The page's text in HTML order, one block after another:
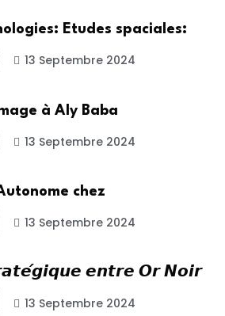
Etudes spaciales:
13 Septembre 2024
à Aly Baba
13 Septembre 2024
chez
13 Septembre 2024
𝙚𝙣𝙩𝙧𝙚 𝙊𝙧 𝙉𝙤𝙞𝙧
13 Septembre 2024